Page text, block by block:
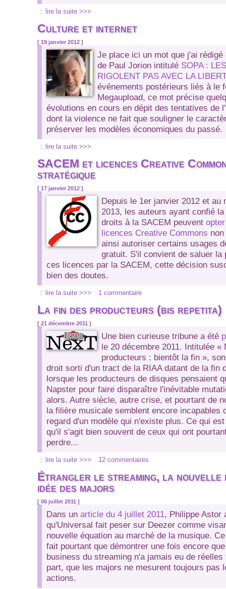
:: lire la suite >>>
Culture et internet
[ 19 janvier 2012 ]
Je place ici un mot que j'ai
de Paul Jorion intitulé SOPA :
RIGOLENT PAS AVEC LA
événements postérieurs liés à le
Megaupload, ce mot précise
évolutions en cours en dépit des tentatives de
dont la violence ne fait que souligner le
préserver les modèles économiques du passé.
:: lire la suite >>>
SACEM et licences Creative
stratégique
[ 17 janvier 2012 ]
Depuis le 1er janvier 2012 et au
2013, les auteurs ayant confié
droits à la SACEM peuvent
licences Creative Commons
ainsi autoriser certains usages
gratuit. S'il convient de saluer la
ces licences par la SACEM, cette décision
bien des doutes.
:: lire la suite >>> 1 commentaire
La fin des producteurs (bis repetita)
[ 21 décembre 2011 ]
Une bien curieuse tribune a été
le 20 décembre 2011. Intitulée «
producteurs : bientôt la fin »,
droit sorti d'un tract de la RIAA datant de la fin
lorsque les producteurs de disques pensaient
Napster pour faire disparaître l'inévitable
alors. Autre siècle, autre crise, et pourtant de
la filière musicale semblent encore incapables
regard d'un modèle qui n'existe plus. Ce qui
qu'il s'agit bien souvent de ceux qui ont
perdre...
:: lire la suite >>> 12 commentaires
Étrangler le streaming, la nouvelle
idée des majors
[ 06 juillet 2011 ]
Dans un article du 4 juillet 2011, Philippe Astor
qu'Universal fait peser sur Deezer comme
nouvelle équation au marché de la musique.
fait pourtant que démontrer une fois encore
business du streaming n'a jamais eu de
part, que les majors ne mesurent toujours pas
actions.